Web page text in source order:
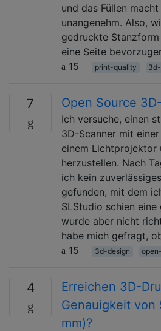
und das Füllen
unangenehm. Also,
gedruckte
eine Seite
15
print-quality
7 Open Source
Ich versuche, einen
3D-Scanner mit
einem Lichtprojektor
herzustellen. Nach
ich kein
gefunden, mit dem
SLStudio schien eine
wurde aber nicht
habe mich gefragt,
15
3d-design
4
Erreichen 3D-
Genauigkeit von
mm)?